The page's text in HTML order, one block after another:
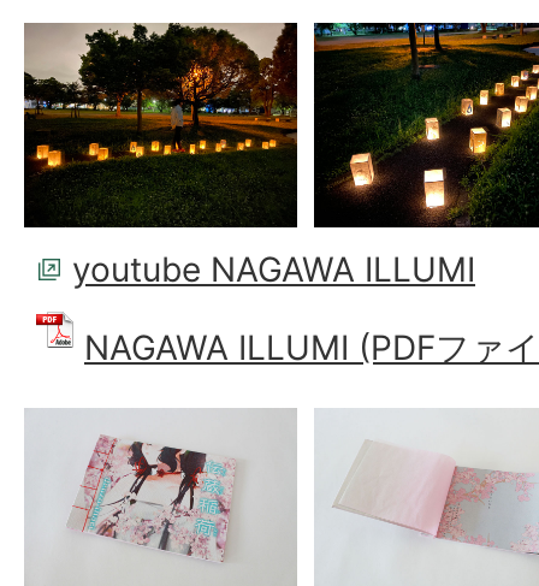
youtube NAGAWA ILLUMI
NAGAWA ILLUMI (PDFファ